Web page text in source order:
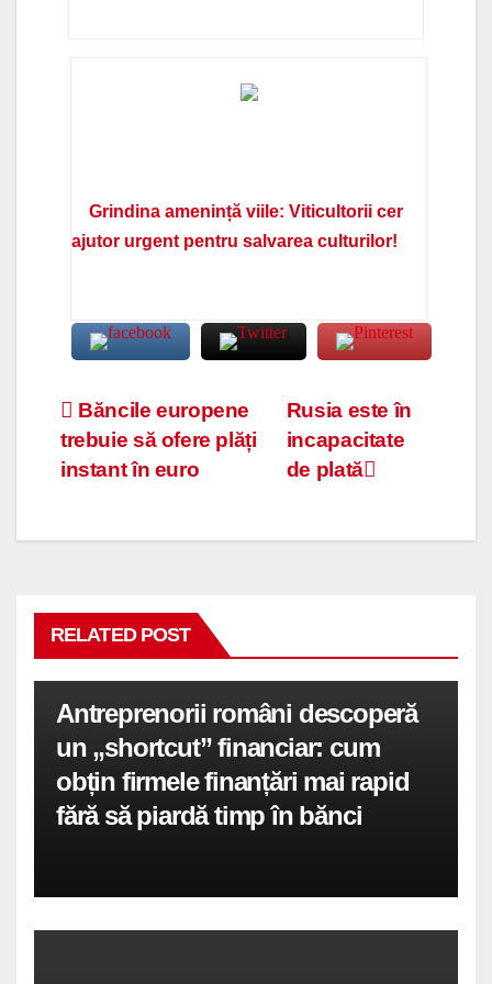
Grindina amenință viile: Viticultorii cer
ajutor urgent pentru salvarea culturilor!
Navigare
în
Rusia este în
incapacitate
de plată
Băncile europene
trebuie să ofere plăți
instant în euro
RELATED POST
Antreprenorii români descoperă
un „shortcut” financiar: cum
obțin firmele finanțări mai rapid
fără să piardă timp în bănci